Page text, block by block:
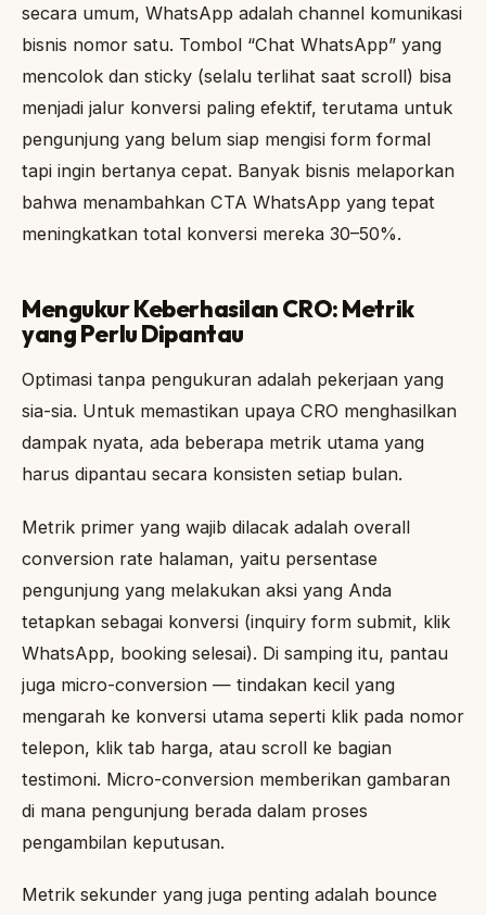
secara umum, WhatsApp adalah channel komunikasi
bisnis nomor satu. Tombol “Chat WhatsApp” yang
mencolok dan sticky (selalu terlihat saat scroll) bisa
menjadi jalur konversi paling efektif, terutama untuk
pengunjung yang belum siap mengisi form formal
tapi ingin bertanya cepat. Banyak bisnis melaporkan
bahwa menambahkan CTA WhatsApp yang tepat
meningkatkan total konversi mereka 30–50%.
Mengukur Keberhasilan CRO: Metrik
yang Perlu Dipantau
Optimasi tanpa pengukuran adalah pekerjaan yang
sia-sia. Untuk memastikan upaya CRO menghasilkan
dampak nyata, ada beberapa metrik utama yang
harus dipantau secara konsisten setiap bulan.
Metrik primer yang wajib dilacak adalah overall
conversion rate halaman, yaitu persentase
pengunjung yang melakukan aksi yang Anda
tetapkan sebagai konversi (inquiry form submit, klik
WhatsApp, booking selesai). Di samping itu, pantau
juga micro-conversion — tindakan kecil yang
mengarah ke konversi utama seperti klik pada nomor
telepon, klik tab harga, atau scroll ke bagian
testimoni. Micro-conversion memberikan gambaran
di mana pengunjung berada dalam proses
pengambilan keputusan.
Metrik sekunder yang juga penting adalah bounce